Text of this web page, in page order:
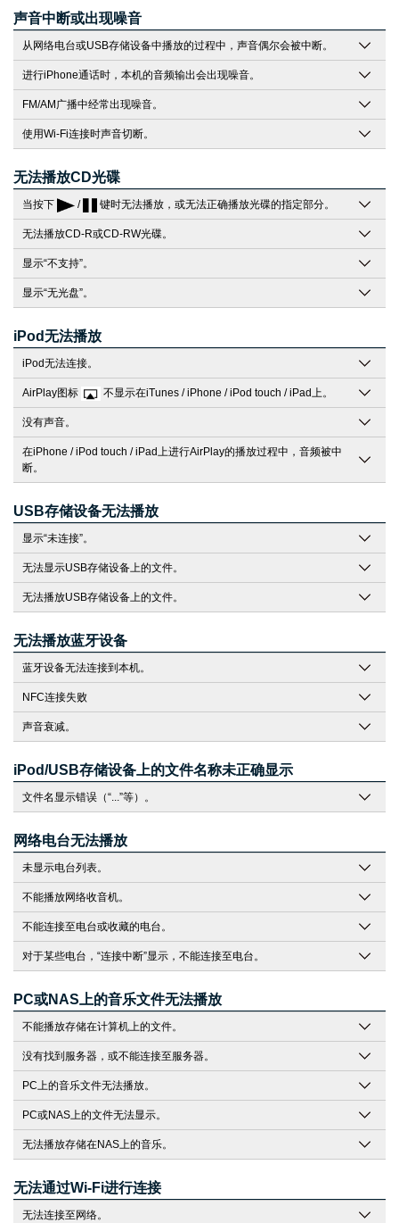
声音中断或出现噪音
从网络电台或USB存储设备中播放的过程中，声音偶尔会被中断。
进行iPhone通话时，本机的音频输出会出现噪音。
FM/AM广播中经常出现噪音。
使用Wi-Fi连接时声音切断。
无法播放CD光碟
当按下 / 键时无法播放，或无法正确播放光碟的指定部分。
无法播放CD-R或CD-RW光碟。
显示“不支持”。
显示“无光盘”。
iPod无法播放
iPod无法连接。
AirPlay图标 不显示在iTunes / iPhone / iPod touch / iPad上。
没有声音。
在iPhone / iPod touch / iPad上进行AirPlay的播放过程中，音频被中
断。
USB存储设备无法播放
显示“未连接”。
无法显示USB存储设备上的文件。
无法播放USB存储设备上的文件。
无法播放蓝牙设备
蓝牙设备无法连接到本机。
NFC连接失败
声音衰减。
iPod/USB存储设备上的文件名称未正确显示
文件名显示错误（“...”等）。
网络电台无法播放
未显示电台列表。
不能播放网络收音机。
不能连接至电台或收藏的电台。
对于某些电台，“连接中断”显示，不能连接至电台。
PC或NAS上的音乐文件无法播放
不能播放存储在计算机上的文件。
没有找到服务器，或不能连接至服务器。
PC上的音乐文件无法播放。
PC或NAS上的文件无法显示。
无法播放存储在NAS上的音乐。
无法通过Wi-Fi进行连接
无法连接至网络。